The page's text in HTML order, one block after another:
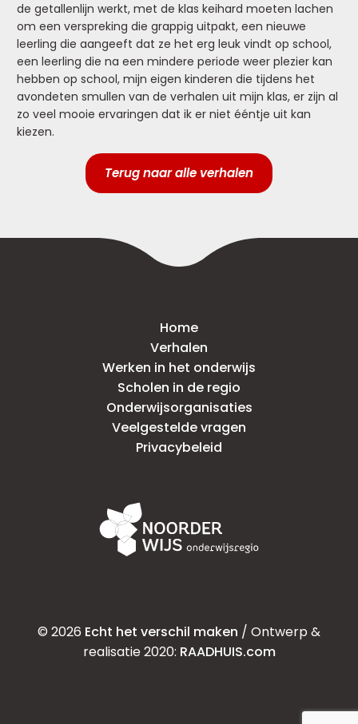
de getallenlijn werkt, met de klas keihard moeten lachen
om een verspreking die grappig uitpakt, een nieuwe
leerling die aangeeft dat ze het erg leuk vindt op school,
een leerling die na een mindere periode weer plezier kan
hebben op school, mijn eigen kinderen die tijdens het
avondeten smullen van de verhalen uit mijn klas, er zijn al
zo veel mooie ervaringen dat ik er niet ééntje uit kan
kiezen.
Terug naar alle verhalen
Home
Verhalen
Werken in het onderwijs
Scholen in de regio
Onderwijsorganisaties
Veelgestelde vragen
Privacybeleid
© 2026 Echt het verschil maken / Ontwerp &
realisatie 2020: RAADHUIS.com